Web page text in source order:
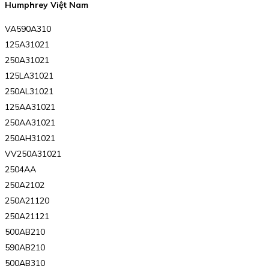
Humphrey Việt Nam
VA590A310
125A31021
250A31021
125LA31021
250AL31021
125AA31021
250AA31021
250AH31021
VV250A31021
2504AA
250A2102
250A21120
250A21121
500AB210
590AB210
500AB310